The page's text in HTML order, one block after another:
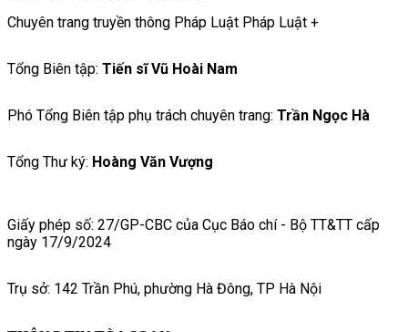
Chuyên trang truyền thông Pháp Luật Pháp Luật +
Tổng Biên tập: Tiến sĩ Vũ Hoài Nam
Phó Tổng Biên tập phụ trách chuyên trang: Trần Ngọc Hà
Tổng Thư ký: Hoàng Văn Vượng
Giấy phép số: 27/GP-CBC của Cục Báo chí - Bộ TT&TT cấp
ngày 17/9/2024
Trụ sở: 142 Trần Phú, phường Hà Đông, TP Hà Nội